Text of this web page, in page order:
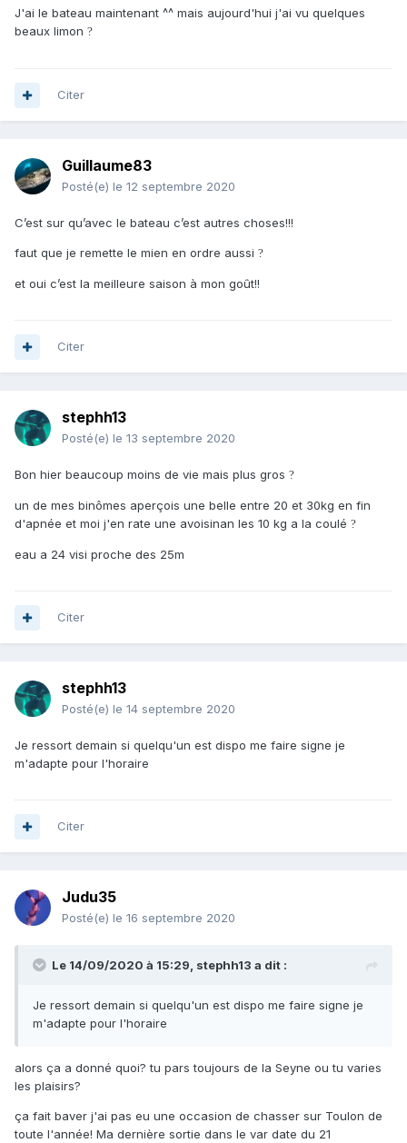
J'ai le bateau maintenant ^^ mais aujourd'hui j'ai vu quelques
beaux limon ?
Citer
Guillaume83
Posté(e) le 12 septembre 2020
C’est sur qu’avec le bateau c’est autres choses!!!
faut que je remette le mien en ordre aussi ?
et oui c’est la meilleure saison à mon goût!!
Citer
stephh13
Posté(e) le 13 septembre 2020
Bon hier beaucoup moins de vie mais plus gros ?
un de mes binômes aperçois une belle entre 20 et 30kg en fin
d'apnée et moi j'en rate une avoisinan les 10 kg a la coulé ?
eau a 24 visi proche des 25m
Citer
stephh13
Posté(e) le 14 septembre 2020
Je ressort demain si quelqu'un est dispo me faire signe je
m'adapte pour l'horaire
Citer
Judu35
Posté(e) le 16 septembre 2020
Le 14/09/2020 à 15:29, stephh13 a dit :
Je ressort demain si quelqu'un est dispo me faire signe je
m'adapte pour l'horaire
alors ça a donné quoi? tu pars toujours de la Seyne ou tu varies
les plaisirs?
ça fait baver j'ai pas eu une occasion de chasser sur Toulon de
toute l'année! Ma dernière sortie dans le var date du 21